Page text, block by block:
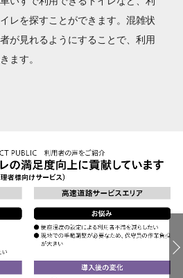
レを探すことができます。混雑状
が見れるようにすることで、利用
ます。